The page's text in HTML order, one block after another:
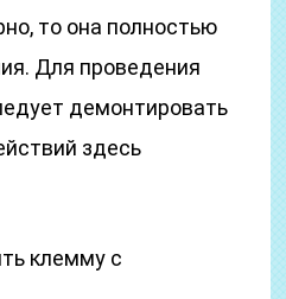
то она полностью
Для проведения
демонтировать
здесь
клемму с